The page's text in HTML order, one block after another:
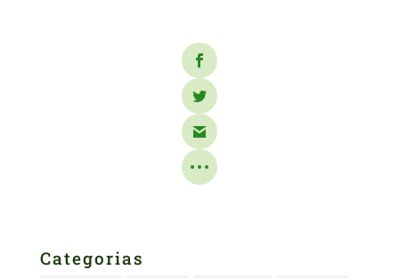
Categorias